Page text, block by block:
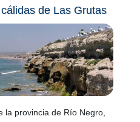
de Las Grutas
la provincia de Río Negro,